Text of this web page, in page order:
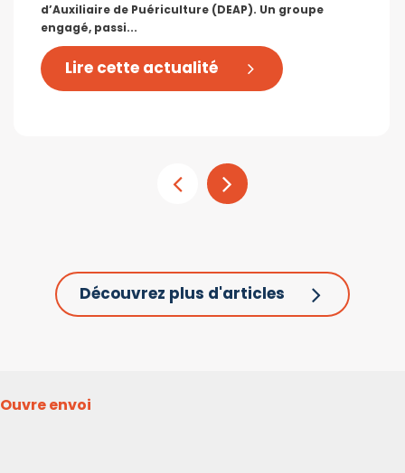
d’Auxiliaire de Puériculture (DEAP). Un groupe
engagé, passi...
Lire cette actualité
Découvrez plus d'articles
Ouvre envoi